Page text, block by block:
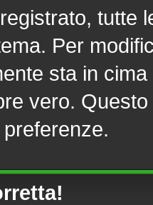
tutte
Per
sta in
vero.